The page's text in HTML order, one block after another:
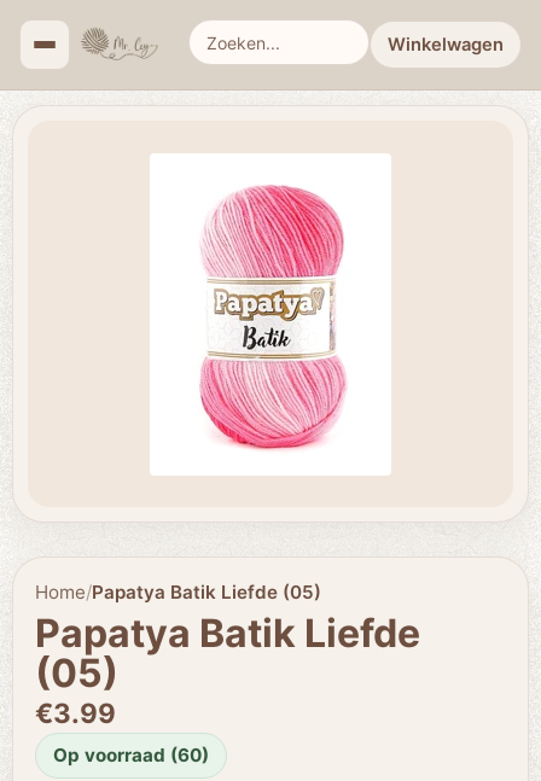
Winkelwagen
Home/Papatya Batik Liefde (05)
Papatya Batik Liefde
(05)
€3.99
Op voorraad (60)